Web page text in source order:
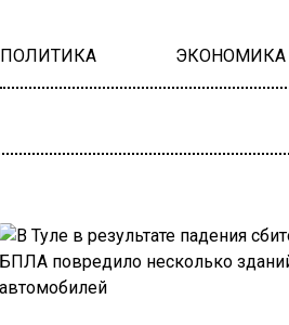
ПОЛИТИКА ЭКОНОМИКА